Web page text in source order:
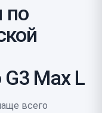
по
Max L
всего